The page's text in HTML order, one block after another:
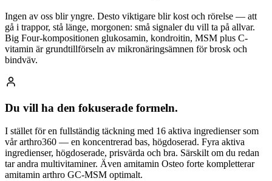
Ingen av oss blir yngre. Desto viktigare blir kost och rörelse — att
gå i trappor, stå länge, morgonen: små signaler du vill ta på allvar.
Big Four-kompositionen glukosamin, kondroitin, MSM plus C-
vitamin är grundtillförseln av mikronäringsämnen för brosk och
bindväv.
Du vill ha den fokuserade formeln.
I stället för en fullständig täckning med 16 aktiva ingredienser som
vår arthro360 — en koncentrerad bas, högdoserad. Fyra aktiva
ingredienser, högdoserade, prisvärda och bra. Särskilt om du redan
tar andra multivitaminer. Även amitamin Osteo forte kompletterar
amitamin arthro GC-MSM optimalt.